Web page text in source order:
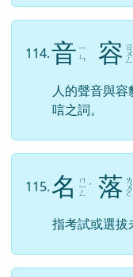
114.音 ㄧ
ㄣ
容 ㄖ
ㄨ
ㄥ
人的聲音與
唁之詞。
115.名 ㄇ
ㄧ
ㄥ
ˊ 落 ㄌ
ㄨ
ㄛ
指考試或選拔